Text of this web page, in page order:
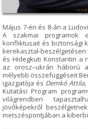
Május 7-én és 8-án a
A szakmai programok
konfliktusait és biztonsági
kerekasztal-
és Hidegkuti Konstantin a
az orosz–ukrán háború
mélyebb összefüggéseit
igazgatója és Demkó Attila,
Kutatási Program
világrendben
jövőképekről
metszéspontjában a